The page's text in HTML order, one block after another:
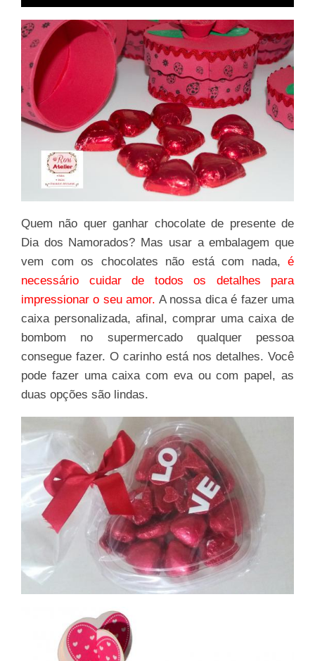
Quem não quer ganhar chocolate de presente de
Dia dos Namorados? Mas usar a embalagem que
vem com os chocolates não está com nada, é
necessário cuidar de todos os detalhes para
impressionar o seu amor. A nossa dica é fazer uma
caixa personalizada, afinal, comprar uma caixa de
bombom no supermercado qualquer pessoa
consegue fazer. O carinho está nos detalhes. Você
pode fazer uma caixa com eva ou com papel, as
duas opções são lindas.